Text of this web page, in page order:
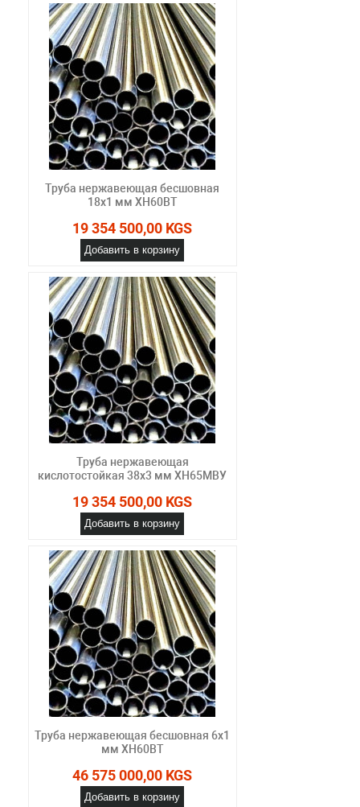
Труба нержавеющая бесшовная
18х1 мм ХН60ВТ
19 354 500,00 KGS
Добавить в корзину
Труба нержавеющая
кислотостойкая 38х3 мм ХН65МВУ
19 354 500,00 KGS
Добавить в корзину
Труба нержавеющая бесшовная 6х1
мм ХН60ВТ
46 575 000,00 KGS
Добавить в корзину